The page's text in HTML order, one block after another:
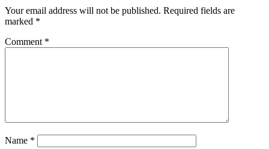
Your email address will not be published. Required fields are
marked *
Comment *
Name *